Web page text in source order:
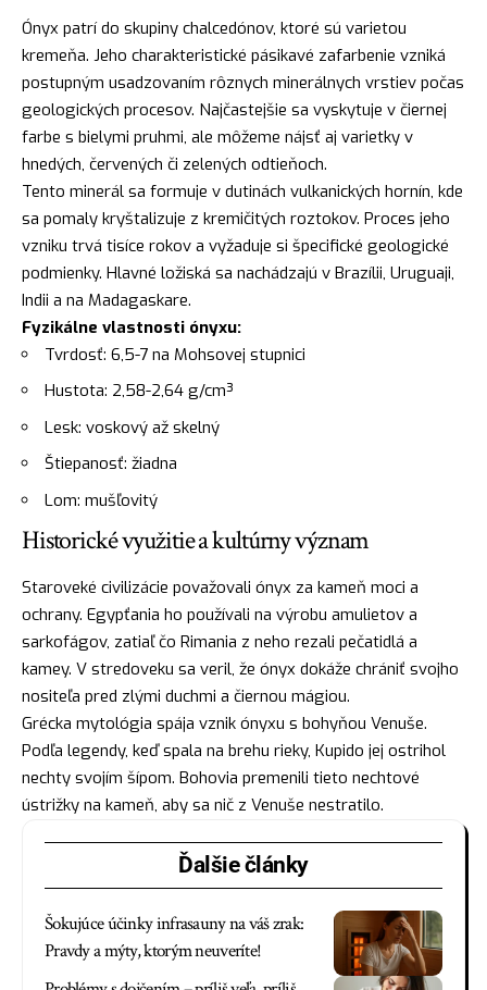
Ónyx patrí do skupiny chalcedónov, ktoré sú varietou
kremeňa. Jeho charakteristické pásikavé zafarbenie vzniká
postupným usadzovaním rôznych minerálnych vrstiev počas
geologických procesov. Najčastejšie sa vyskytuje v čiernej
farbe s bielymi pruhmi, ale môžeme nájsť aj varietky v
hnedých, červených či zelených odtieňoch.
Tento minerál sa formuje v dutinách vulkanických hornín, kde
sa pomaly kryštalizuje z kremičitých roztokov. Proces jeho
vzniku trvá tisíce rokov a vyžaduje si špecifické geologické
podmienky. Hlavné ložiská sa nachádzajú v Brazílii, Uruguaji,
Indii a na Madagaskare.
Fyzikálne vlastnosti ónyxu:
Tvrdosť: 6,5-7 na Mohsovej stupnici
Hustota: 2,58-2,64 g/cm³
Lesk: voskový až skelný
Štiepanosť: žiadna
Lom: mušľovitý
Historické využitie a kultúrny význam
Staroveké civilizácie považovali ónyx za kameň moci a
ochrany. Egypťania ho používali na výrobu amulietov a
sarkofágov, zatiaľ čo Rimania z neho rezali pečatidlá a
kamey. V stredoveku sa veril, že ónyx dokáže chrániť svojho
nositeľa pred zlými duchmi a čiernou mágiou.
Grécka mytológia spája vznik ónyxu s bohyňou Venuše.
Podľa legendy, keď spala na brehu rieky, Kupido jej ostrihol
nechty svojím šípom. Bohovia premenili tieto nechtové
ústrižky na kameň, aby sa nič z Venuše nestratilo.
Ďalšie články
Šokujúce účinky infrasauny na váš zrak:
Pravdy a mýty, ktorým neuveríte!